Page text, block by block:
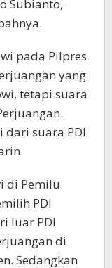
Subianto,
pada Pilpres
yang
tetapi suara
dari suara PDI
di Pemilu
PDI
luar PDI
di
Sedangkan